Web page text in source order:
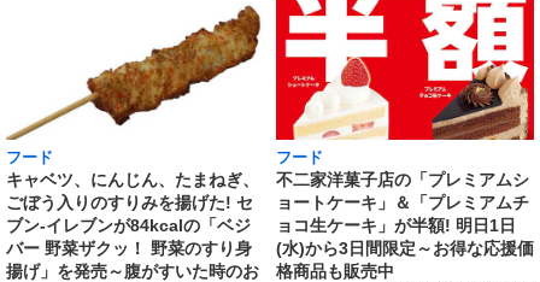
フード
キャベツ、にんじん、たまねぎ、
ごぼう入りのすりみを揚げた! セ
ブン‐イレブンが84kcalの「ベジ
バー 野菜ザクッ！ 野菜のすり身
揚げ」を発売～腹がすいた時のお
フード
不二家洋菓子店の「プレミアムシ
ョートケーキ」＆「プレミアムチ
ョコ生ケーキ」が半額! 明日1日
(水)から3日間限定～お得な応援価
格商品も販売中